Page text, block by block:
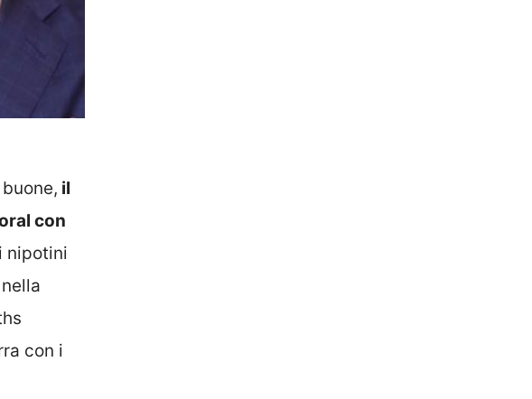
il
con
nipotini
con i